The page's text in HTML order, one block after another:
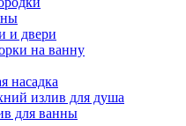
и двери
на ванну
насадка
излив для душа
для ванны